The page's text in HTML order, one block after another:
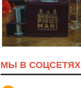
МЫ В СОЦСЕТЯХ